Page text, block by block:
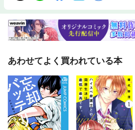
あわせてよく買われている本